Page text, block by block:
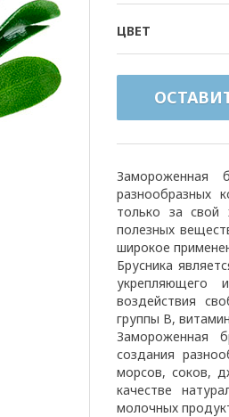
ЦВЕТ
разнообразных
только за свой
полезных
широкое
Брусника
укрепляющего
воздействия
группы B,
Замороженная
создания
морсов, соков,
качестве
молочных